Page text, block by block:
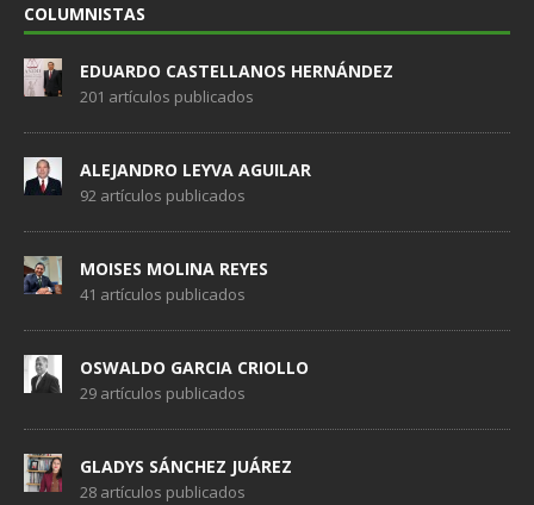
COLUMNISTAS
EDUARDO CASTELLANOS HERNÁNDEZ
201 artículos publicados
ALEJANDRO LEYVA AGUILAR
92 artículos publicados
MOISES MOLINA REYES
41 artículos publicados
OSWALDO GARCIA CRIOLLO
29 artículos publicados
GLADYS SÁNCHEZ JUÁREZ
28 artículos publicados